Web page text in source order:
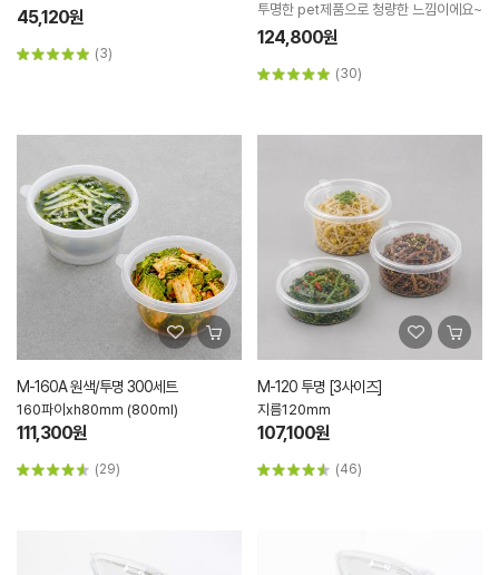
45,120원
(3)
투명한 pet제품으로 청량한 느낌이에요~
124,800원
(30)
M-160A 원색/투명 300세트
160파이xh80mm (800ml)
111,300원
(29)
M-120 투명 [3사이즈]
지름120mm
107,100원
(46)